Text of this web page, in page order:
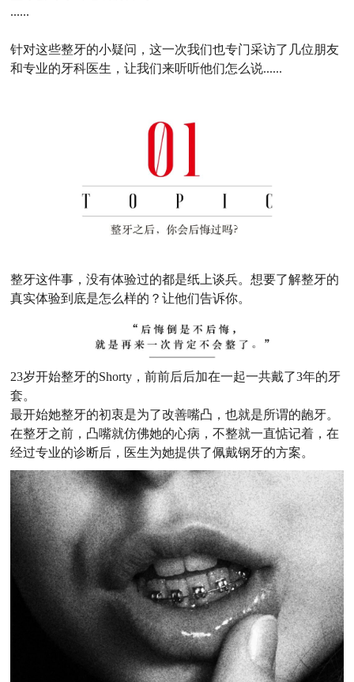
......
针对这些整牙的小疑问，这一次我们也专门采访了几位朋友
和专业的牙科医生，让我们来听听他们怎么说......
整牙这件事，没有体验过的都是纸上谈兵。想要了解整牙的
真实体验到底是怎么样的？让他们告诉你。
23岁开始整牙的Shorty，前前后后加在一起一共戴了3年的牙
套。
最开始她整牙的初衷是为了改善嘴凸，也就是所谓的龅牙。
在整牙之前，凸嘴就仿佛她的心病，不整就一直惦记着，在
经过专业的诊断后，医生为她提供了佩戴钢牙的方案。